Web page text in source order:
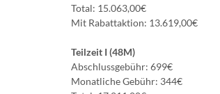
Total: 15.063,00€
Mit Rabattaktion: 13.619,00€
Teilzeit I (48M)
Abschlussgebühr: 699€
Monatliche Gebühr: 344€